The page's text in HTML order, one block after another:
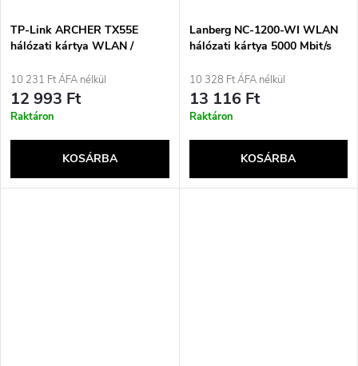
TP-Link ARCHER TX55E
hálózati kártya WLAN /
10 231 Ft ÁFA nélkül
12 993 Ft
Raktáron
KOSÁRBA
Lanberg NC-1200-WI WLAN
hálózati kártya 5000 Mbit/s
10 328 Ft ÁFA nélkül
13 116 Ft
Raktáron
KOSÁRBA